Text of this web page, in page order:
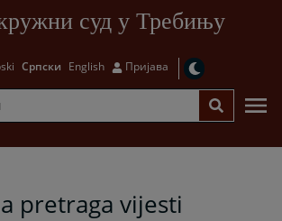
суд у Требињу
Српски English Пријава
pretraga vijesti